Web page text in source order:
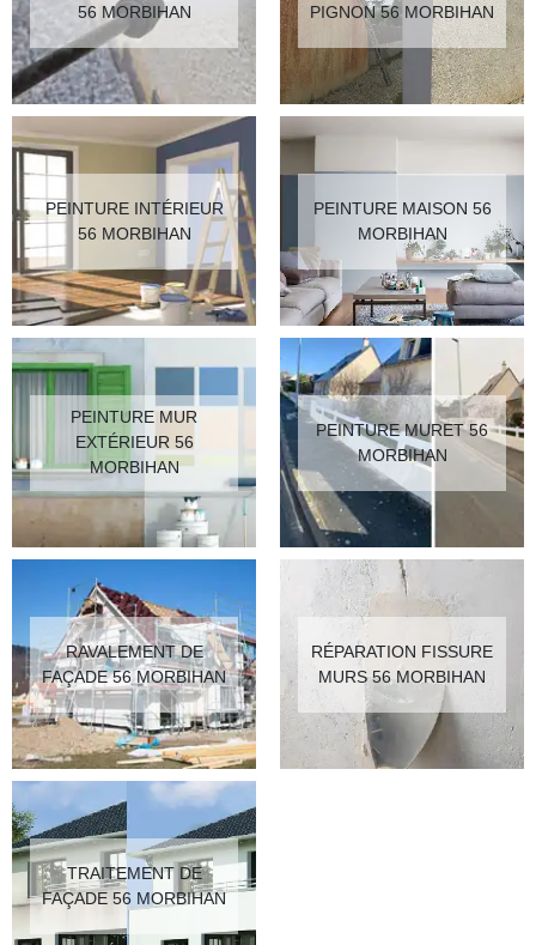
56 MORBIHAN
PIGNON 56 MORBIHAN
PEINTURE INTÉRIEUR
56 MORBIHAN
PEINTURE MAISON 56
MORBIHAN
PEINTURE MUR
EXTÉRIEUR 56
MORBIHAN
PEINTURE MURET 56
MORBIHAN
RAVALEMENT DE
FAÇADE 56 MORBIHAN
RÉPARATION FISSURE
MURS 56 MORBIHAN
TRAITEMENT DE
FAÇADE 56 MORBIHAN